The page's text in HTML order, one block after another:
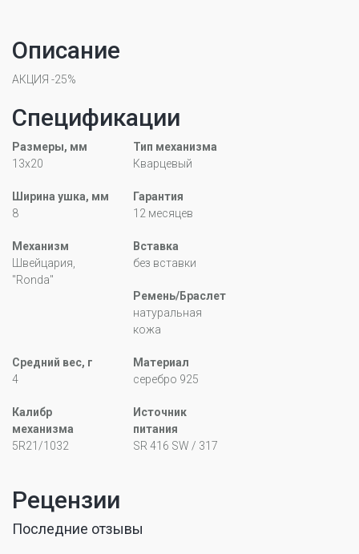
Описание
АКЦИЯ -25%
Спецификации
Размеры, мм
13x20
Тип механизма
Кварцевый
Ширина ушка, мм
8
Гарантия
12 месяцев
Механизм
Швейцария,
"Ronda"
Вставка
без вставки
Ремень/Браслет
натуральная
кожа
Средний вес, г
4
Материал
серебро 925
Калибр
механизма
5R21/1032
Источник
питания
SR 416 SW / 317
Рецензии
Последние отзывы